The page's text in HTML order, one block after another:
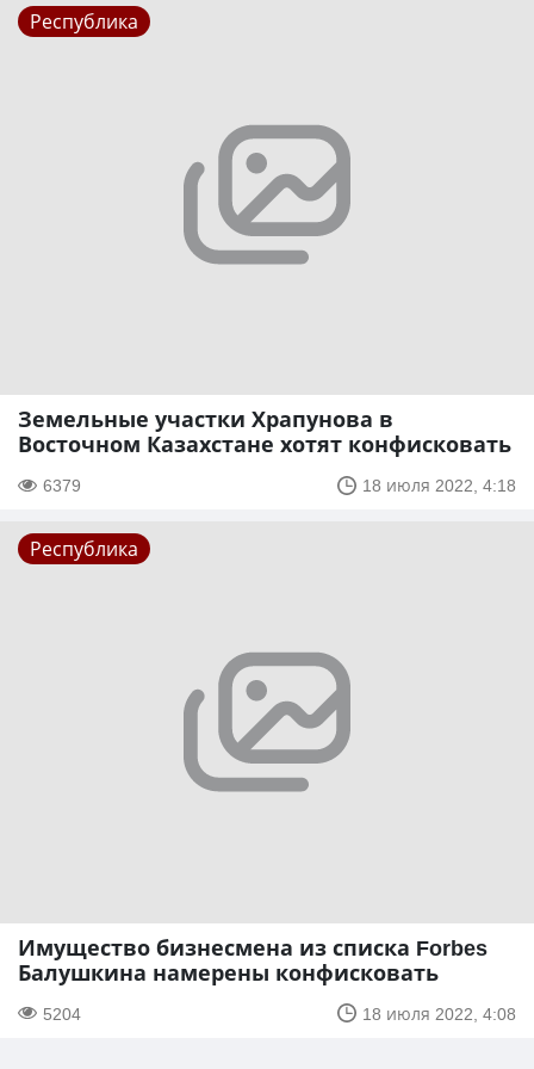
Республика
Земельные участки Храпунова в
Восточном Казахстане хотят конфисковать
6379 18 июля 2022, 4:18
Республика
Имущество бизнесмена из списка Forbes
Балушкина намерены конфисковать
5204 18 июля 2022, 4:08